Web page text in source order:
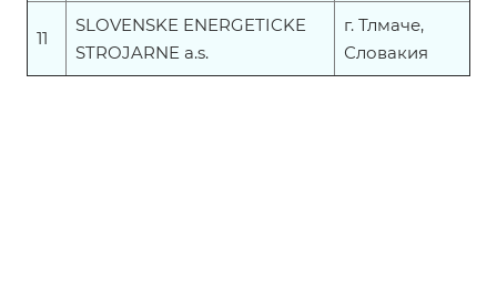
11
SLOVENSKE ENERGETICKE
STROJARNE a.s.
г. Тлмаче,
Словакия